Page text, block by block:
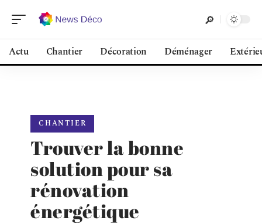
Actu Chantier Décoration Déménager
CHANTIER
Trouver la bonne
solution pour sa
rénovation
énergétique